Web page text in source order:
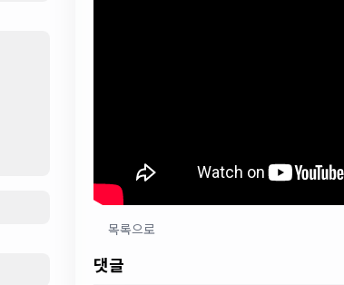
목록으로
댓글